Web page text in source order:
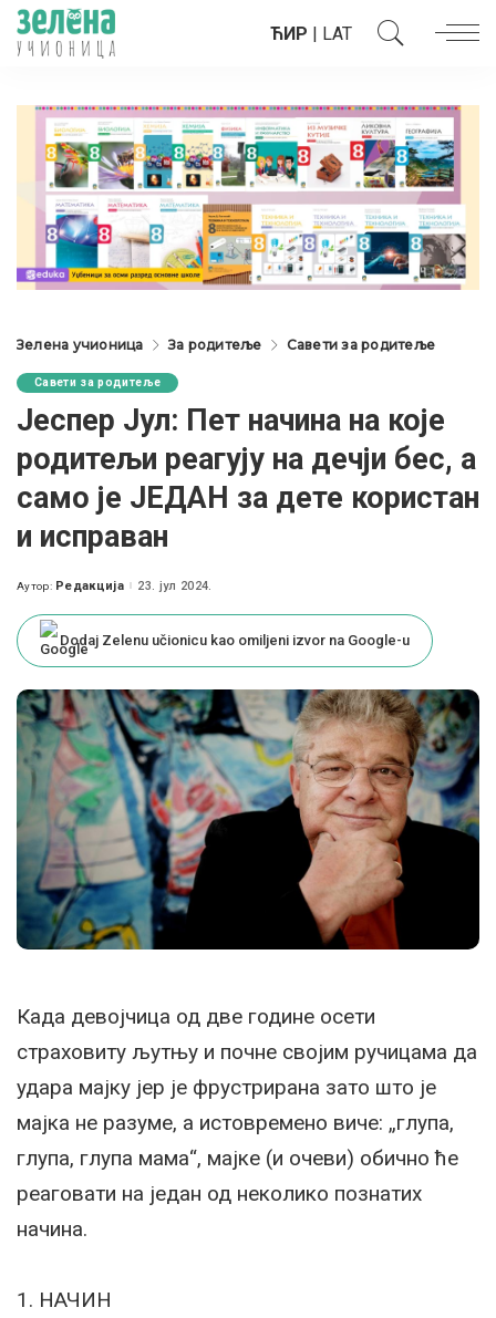
ЋИР | LAT
Зелена учионица За родитеље Савети за родитеље
Савети за родитеље
Јеспер Јул: Пет начина на које
родитељи реагују на дечји бес, а
само је ЈЕДАН за дете користан
и исправан
Posted
Аутор: Редакција 23. јул 2024.
Dodaj Zelenu učionicu kao omiljeni izvor na Google-u
Када девојчица од две године осети
страховиту љутњу и почне својим ручицама да
удара мајку јер је фрустрирана зато што је
мајка не разуме, а истовремено виче: „глупа,
глупа, глупа мама“, мајке (и очеви) обично ће
реаговати на један од неколико познатих
начина.
1. НАЧИН